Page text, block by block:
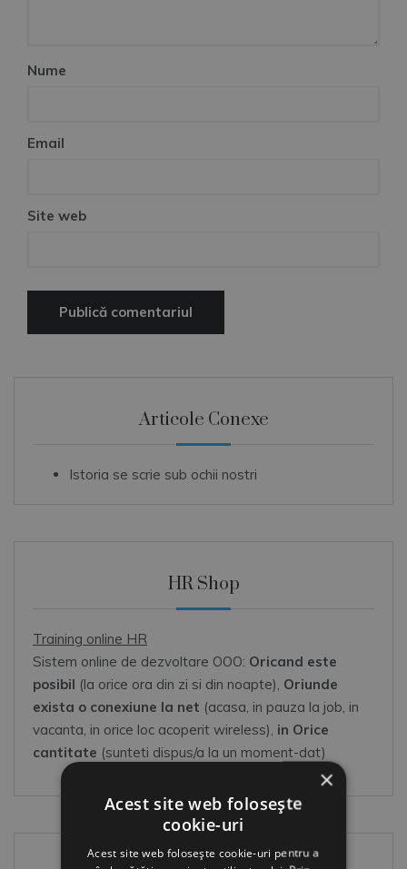
Nume
Email
Site web
Articole Conexe
Istoria se scrie sub ochii nostri
HR Shop
Training online HR
Sistem online de dezvoltare OOO: Oricand este
posibil (la orice ora din zi si din noapte), Oriunde
exista o conexiune la net (acasa, in pauza la job, in
vacanta, in orice loc acoperit wireless), in Orice
cantitate (sunteti dispus/a la un moment-dat)
×
Acest site web folosește
cookie-uri
Acest site web folosește cookie-uri pentru a